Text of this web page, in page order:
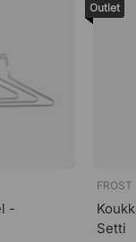
-
Outlet
FROST
Setti